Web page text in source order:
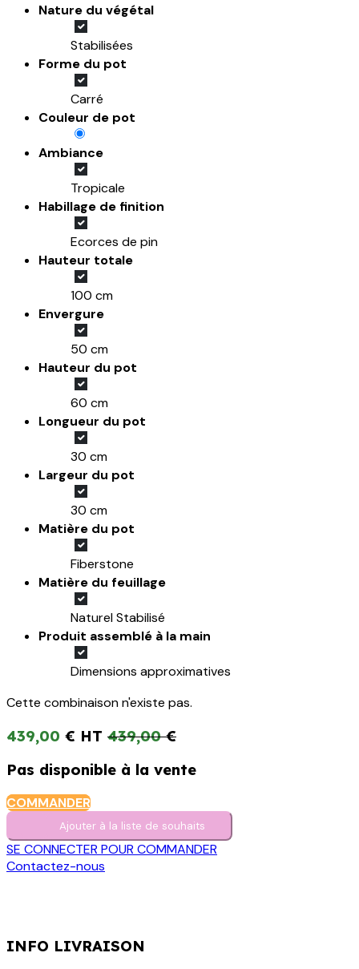
Nature du végétal
Stabilisées
Forme du pot
Carré
Couleur de pot
Ambiance
Tropicale
Habillage de finition
Ecorces de pin
Hauteur totale
100 cm
Envergure
50 cm
Hauteur du pot
60 cm
Longueur du pot
30 cm
Largeur du pot
30 cm
Matière du pot
Fiberstone
Matière du feuillage
Naturel Stabilisé
Produit assemblé à la main
Dimensions approximatives
Cette combinaison n'existe pas.
439,00 € 439,00€
Pas disponible à la vente
COMMANDER
Ajouter à la liste de s​o​uh​aits
SE CONNECTER POUR COMMANDER
Contactez-nous
INFO LIVRAISON